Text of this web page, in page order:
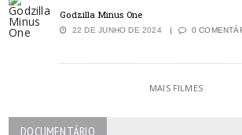
Godzilla Minus One
22 DE JUNHO DE 2024 0
MAIS FILMES
DOCUMENTÁRIO